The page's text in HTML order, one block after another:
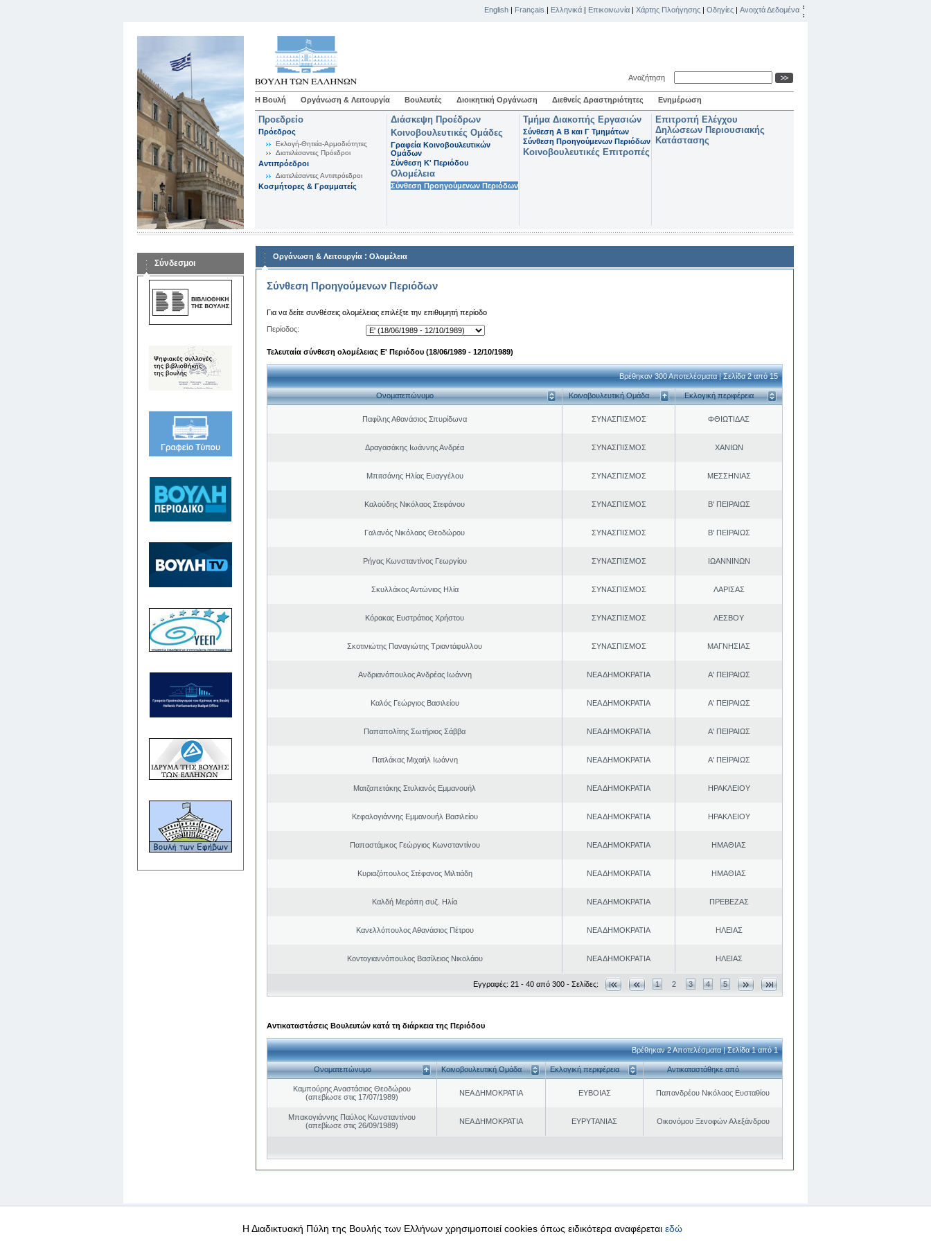
English | Français | Ελληνικά | Επικοινωνία | Χάρτης Πλοήγησης | Οδηγίες | Ανοιχτά Δεδομένα
Αναζήτηση
Η Βουλή Οργάνωση & Λειτουργία Βουλευτές Διοικητική Οργάνωση Διεθνείς Δραστηριότητες Ενημέρωση
Προεδρείο
Πρόεδρος
Εκλογή-Θητεία-Αρμοδιότητες
Διατελέσαντες Πρόεδροι
Αντιπρόεδροι
Διατελέσαντες Αντιπρόεδροι
Κοσμήτορες & Γραμματείς
Διάσκεψη Προέδρων
Κοινοβουλευτικές Ομάδες
Γραφεία Κοινοβουλευτικών
Ομάδων
Σύνθεση K' Περιόδου
Ολομέλεια
Σύνθεση Προηγούμενων Περιόδων
Τμήμα Διακοπής Εργασιών
Σύνθεση Α Β και Γ Τμημάτων
Σύνθεση Προηγούμενων Περιόδων
Κοινοβουλευτικές Επιτροπές
Επιτροπή Ελέγχου
Δηλώσεων Περιουσιακής
Κατάστασης
Σύνδεσμοι
Οργάνωση & Λειτουργία : Ολομέλεια
Σύνθεση Προηγούμενων Περιόδων
Για να δείτε συνθέσεις ολομέλειας επιλέξτε την επιθυμητή περίοδο
Περίοδος:
Τελευταία σύνθεση ολομέλειας Ε' Περιόδου (18/06/1989 - 12/10/1989)
Βρέθηκαν 300 Αποτελέσματα | Σελίδα 2 από 15
Ονοματεπώνυμο Κοινοβουλευτική Ομάδα Εκλογική περιφέρεια
Παφίλης Αθανάσιος Σπυρίδωνα ΣΥΝΑΣΠΙΣΜΟΣ ΦΘΙΩΤΙΔΑΣ
Δραγασάκης Ιωάννης Ανδρέα ΣΥΝΑΣΠΙΣΜΟΣ ΧΑΝΙΩΝ
Μπιτσάνης Ηλίας Ευαγγέλου ΣΥΝΑΣΠΙΣΜΟΣ ΜΕΣΣΗΝΙΑΣ
Καλούδης Νικόλαος Στεφάνου ΣΥΝΑΣΠΙΣΜΟΣ Β' ΠΕΙΡΑΙΩΣ
Γαλανός Νικόλαος Θεοδώρου ΣΥΝΑΣΠΙΣΜΟΣ Β' ΠΕΙΡΑΙΩΣ
Ρήγας Κωνσταντίνος Γεωργίου ΣΥΝΑΣΠΙΣΜΟΣ ΙΩΑΝΝΙΝΩΝ
Σκυλλάκος Αντώνιος Ηλία ΣΥΝΑΣΠΙΣΜΟΣ ΛΑΡΙΣΑΣ
Κόρακας Ευστράτιος Χρήστου ΣΥΝΑΣΠΙΣΜΟΣ ΛΕΣΒΟΥ
Σκοτινιώτης Παναγιώτης Τριαντάφυλλου ΣΥΝΑΣΠΙΣΜΟΣ ΜΑΓΝΗΣΙΑΣ
Ανδριανόπουλος Ανδρέας Ιωάννη ΝΕΑ ΔΗΜΟΚΡΑΤΙΑ Α' ΠΕΙΡΑΙΩΣ
Καλός Γεώργιος Βασιλείου ΝΕΑ ΔΗΜΟΚΡΑΤΙΑ Α' ΠΕΙΡΑΙΩΣ
Παπαπολίτης Σωτήριος Σάββα ΝΕΑ ΔΗΜΟΚΡΑΤΙΑ Α' ΠΕΙΡΑΙΩΣ
Πατλάκας Μιχαήλ Ιωάννη ΝΕΑ ΔΗΜΟΚΡΑΤΙΑ Α' ΠΕΙΡΑΙΩΣ
Ματζαπετάκης Στυλιανός Εμμανουήλ ΝΕΑ ΔΗΜΟΚΡΑΤΙΑ ΗΡΑΚΛΕΙΟΥ
Κεφαλογιάννης Εμμανουήλ Βασιλείου ΝΕΑ ΔΗΜΟΚΡΑΤΙΑ ΗΡΑΚΛΕΙΟΥ
Παπαστάμκος Γεώργιος Κωνσταντίνου ΝΕΑ ΔΗΜΟΚΡΑΤΙΑ ΗΜΑΘΙΑΣ
Κυριαζόπουλος Στέφανος Μιλτιάδη ΝΕΑ ΔΗΜΟΚΡΑΤΙΑ ΗΜΑΘΙΑΣ
Καλδή Μερόπη συζ. Ηλία ΝΕΑ ΔΗΜΟΚΡΑΤΙΑ ΠΡΕΒΕΖΑΣ
Κανελλόπουλος Αθανάσιος Πέτρου ΝΕΑ ΔΗΜΟΚΡΑΤΙΑ ΗΛΕΙΑΣ
Κοντογιαννόπουλος Βασίλειος Νικολάου ΝΕΑ ΔΗΜΟΚΡΑΤΙΑ ΗΛΕΙΑΣ
Εγγραφές: 21 - 40 από 300 - Σελίδες: 1 2 3 4 5
Αντικαταστάσεις Βουλευτών κατά τη διάρκεια της Περιόδου
Βρέθηκαν 2 Αποτελέσματα | Σελίδα 1 από 1
Ονοματεπώνυμο Κοινοβουλευτική Ομάδα Εκλογική περιφέρεια Αντικαταστάθηκε από
Καμπούρης Αναστάσιος Θεοδώρου
(απεβίωσε στις 17/07/1989)
ΝΕΑ ΔΗΜΟΚΡΑΤΙΑ ΕΥΒΟΙΑΣ Παπανδρέου Νικόλαος Ευσταθίου
Μπακογιάννης Παύλος Κωνσταντίνου
(απεβίωσε στις 26/09/1989)
ΝΕΑ ΔΗΜΟΚΡΑΤΙΑ ΕΥΡΥΤΑΝΙΑΣ Οικονόμου Ξενοφών Αλεξάνδρου
Όροι χρήσης Προσωπικά δεδομένα Ασφάλεια & Πρόσβαση
Η Διαδικτυακή Πύλη της Βουλής των Ελλήνων χρησιμοποιεί cookies όπως ειδικότερα αναφέρεται εδώ